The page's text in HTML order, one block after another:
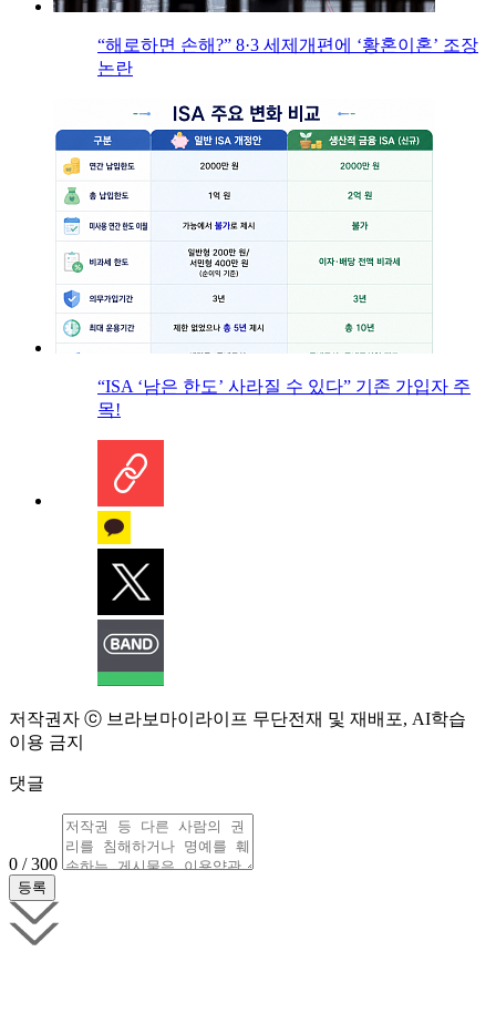
“해로하면 손해?” 8·3 세제개편에 ‘황혼이혼’ 조장
논란
“ISA ‘남은 한도’ 사라질 수 있다” 기존 가입자 주
목!
저작권자 ⓒ 브라보마이라이프 무단전재 및 재배포, AI학습
이용 금지
댓글
0 / 300